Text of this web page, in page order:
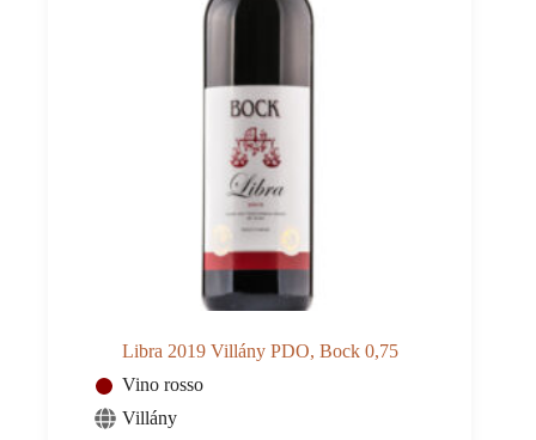
Libra 2019 Villány PDO, Bock 0,75
Vino rosso
Villány